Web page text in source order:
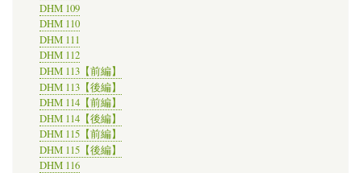
DHM 109
DHM 110
DHM 111
DHM 112
DHM 113【前編】
DHM 113【後編】
DHM 114【前編】
DHM 114【後編】
DHM 115【前編】
DHM 115【後編】
DHM 116